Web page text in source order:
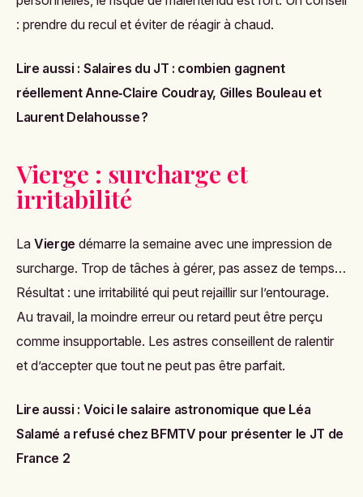
: prendre du recul et éviter de réagir à chaud.
Lire aussi : Salaires du JT : combien gagnent
réellement Anne‑Claire Coudray, Gilles Bouleau et
Laurent Delahousse ?
Vierge : surcharge et
irritabilité
La Vierge démarre la semaine avec une impression de
surcharge. Trop de tâches à gérer, pas assez de temps…
Résultat : une irritabilité qui peut rejaillir sur l’entourage.
Au travail, la moindre erreur ou retard peut être perçu
comme insupportable. Les astres conseillent de ralentir
et d’accepter que tout ne peut pas être parfait.
Lire aussi : Voici le salaire astronomique que Léa
Salamé a refusé chez BFMTV pour présenter le JT de
France 2